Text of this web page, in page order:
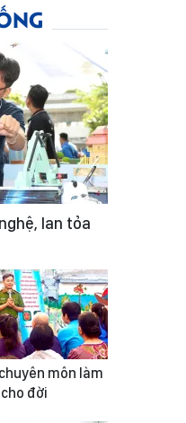
lan tỏa
môn làm
đời